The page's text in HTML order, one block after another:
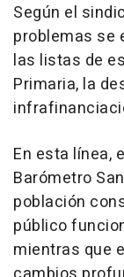
Según el
problemas se
las listas de
Primaria, la
En esta línea,
Barómetro
población
público
mientras que